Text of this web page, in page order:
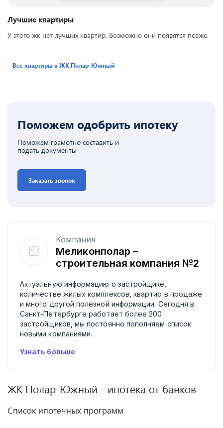
Лучшие квартиры
У этого жк нет лучших квартир. Возможно они появятся позже.
Все квартиры в ЖК Полар-Южный
Поможем одобрить ипотеку
Поможем грамотно составить и
подать документы
Заказать звонок
Компания
Меликонполар –
строительная компания №2
Актуальную информацию о застройщике,
количестве жилых комплексов, квартир в продаже
и много другой полезной информации. Сегодня в
Санкт-Петербурге работает более 200
застройщиков, мы постоянно пополняем список
новыми компаниями.
Узнать больше
ЖК Полар-Южный - ипотека от банков
Список ипотечных программ